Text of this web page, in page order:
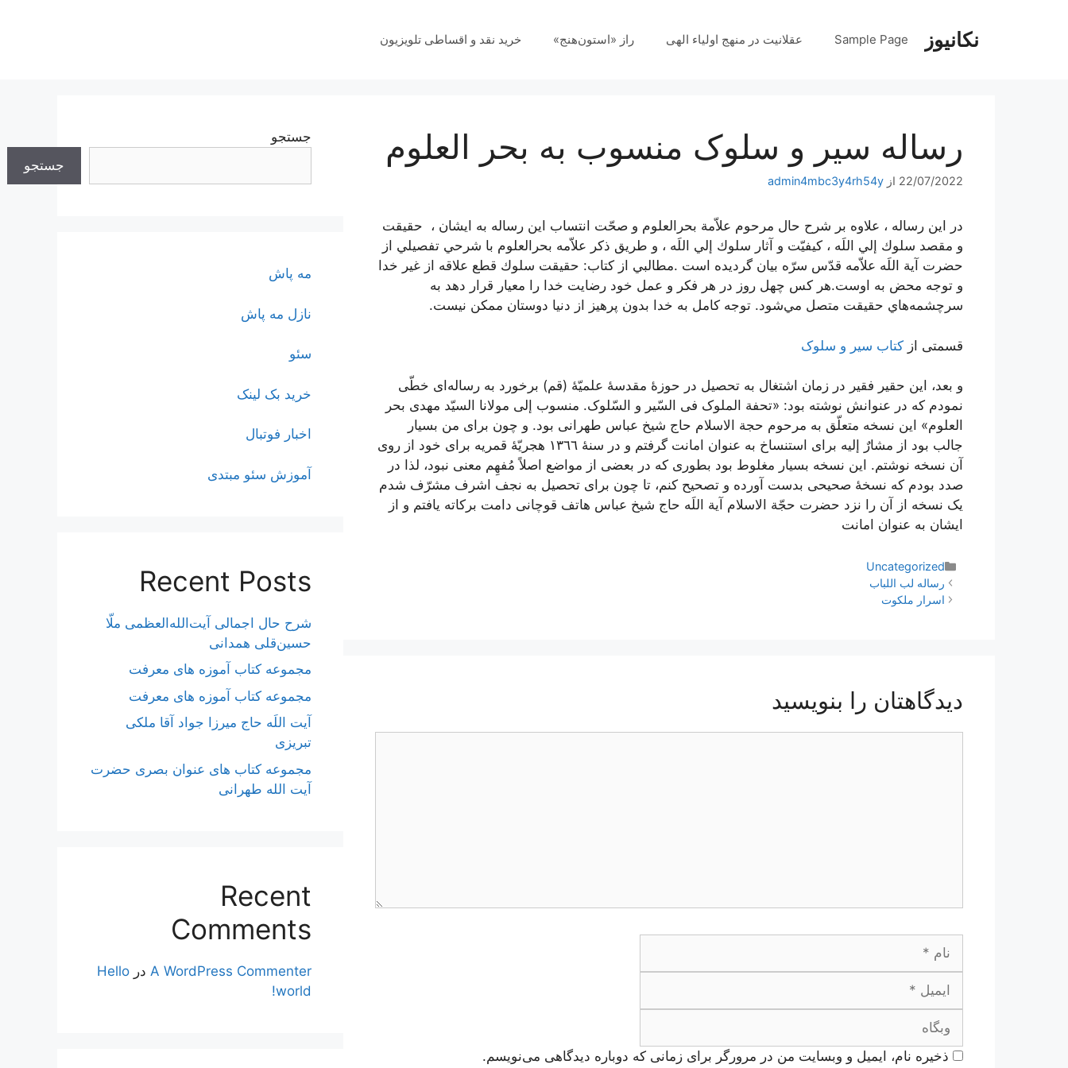
نکانیوز Sample Page عقلانیت در منهج اولیاء الهی راز «استون‌هنج» خرید نقد و اقساطی تلویزیون
رساله سیر و سلوک منسوب به بحر العلوم
22/07/2022 از admin4mbc3y4rh54y
در اين‌ رساله‌ ، علاوه‌ بر شرح‌ حال‌ مرحوم‌ علاّمة‌ بحرالعلوم‌ و صحّت‌ انتساب‌ اين‌ رساله‌ به ايشان ، ‌ حقيقت‌
و مقصد سلوك‌ إلي‌ اللَه‌ ، كيفيّت‌ و آثار سلوك‌ إلي‌ اللَه ، و طريق‌ ذكر علاّمه بحرالعلوم با شرحي ‌تفصيلي‌ از
حضرت‌ آية‌ اللَه‌ علاّمه‌ قدّس‌ سرّه‌ بيان‌ گرديده‌ است‌ .مطالبي از كتاب: حقيقت سلوك قطع علاقه از غير خدا
و توجه محض به اوست.هر كس چهل روز در هر فكر و عمل خود رضايت خدا را معيار قرار دهد به
سرچشمه‌هاي حقيقت متصل مي‌شود. توجه كامل به خدا بدون پرهيز از دنيا دوستان ممكن نيست.
قسمتی از کتاب سیر و سلوک
و بعد، این حقیر فقیر در زمان اشتغال به تحصیل در حوزۀ مقدسۀ علمیّۀ (قم) برخورد به رساله‌اى خطّى
نمودم که در عنوانش نوشته بود: «تحفة الملوک فی السّیر و السّلوک. منسوب إلى مولانا السیّد مهدى بحر
العلوم» این نسخه متعلّق به مرحوم حجة الاسلام حاج شیخ عباس طهرانى بود. و چون براى من بسیار
جالب بود از مشارٌ إلیه براى استنساخ به عنوان امانت گرفتم و در سنۀ ١٣٦٦ هجریّۀ قمریه براى خود از روى
آن نسخه نوشتم. این نسخه بسیار مغلوط بود بطورى که در بعضى از مواضع اصلاً مُفهِم معنى نبود، لذا در
صدد بودم که نسخۀ صحیحى بدست آورده و تصحیح کنم، تا چون براى تحصیل به نجف اشرف مشرّف شدم
یک نسخه از آن را نزد حضرت حجّة الاسلام آیة اللَه حاج شیخ عباس هاتف قوچانى دامت برکاته یافتم و از
ایشان به عنوان امانت‌
دسته‌ها
Uncategorized
ناوبری
نوشته‌ها
رساله لب اللباب
اسرار ملکوت
دیدگاهتان را بنویسید
ذخیره نام، ایمیل و وبسایت من در مرورگر برای زمانی که دوباره دیدگاهی می‌نویسم.
جستجو
جستجو
مه پاش
نازل مه پاش
سئو
خرید بک لینک
اخبار فوتبال
آموزش سئو مبتدی
Recent Posts
شرح حال اجمالی آیت‌الله‌العظمی ملّا
حسین‌قلی همدانی
مجموعه کتاب آموزه های معرفت
مجموعه کتاب آموزه های معرفت
آیت اللَه حاج میرزا جواد آقا ملکی
تبریزی
مجموعه کتاب های عنوان بصری حضرت
آیت الله طهرانی
Recent
Comments
A WordPress Commenter در Hello
world!